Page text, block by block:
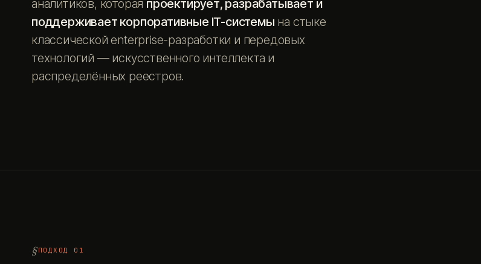
аналитиков, которая проектирует, разрабатывает и
поддерживает корпоративные IT-системы на стыке
классической enterprise-разработки и передовых
технологий — искусственного интеллекта и
распределённых реестров.
ПОДХОД 01